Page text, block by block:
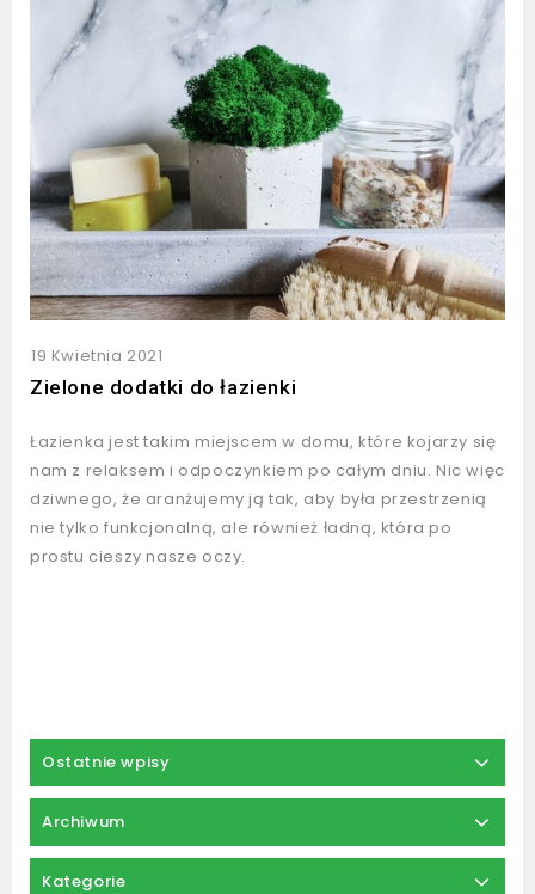
19 Kwietnia 2021
Zielone dodatki do łazienki
Łazienka jest takim miejscem w domu, które kojarzy się
nam z relaksem i odpoczynkiem po całym dniu. Nic więc
dziwnego, że aranżujemy ją tak, aby była przestrzenią
nie tylko funkcjonalną, ale również ładną, która po
prostu cieszy nasze oczy.
Ostatnie wpisy
Archiwum
Kategorie